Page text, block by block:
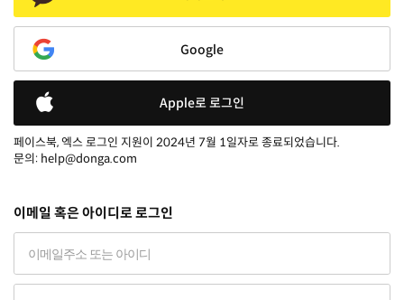
Google
Apple로 로그인
페이스북, 엑스 로그인 지원이 2024년 7월 1일자로 종료되었습니다.
문의: help@donga.com
이메일 혹은 아이디로 로그인